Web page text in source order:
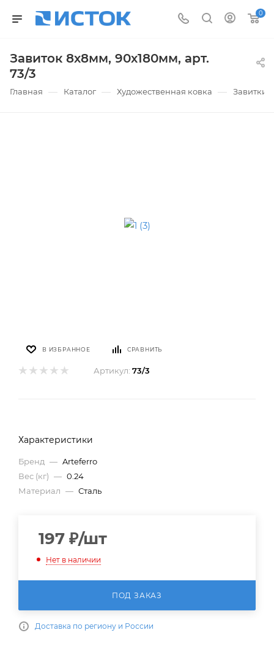
0
Завиток 8х8мм, 90х180мм, арт.
73/3
Главная — Каталог — Художественная ковка — Завитки
В ИЗБРАННОЕ СРАВНИТЬ
Артикул: 73/3
Характеристики
Бренд — Arteferro
Вес (кг) — 0.24
Материал — Сталь
197 ₽/шт
Нет в наличии
ПОД ЗАКАЗ
Доставка по региону и России